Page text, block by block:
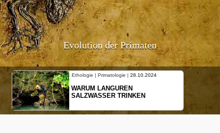
Evolution der Primaten
Ethologie | Primatologie | 28.10.2024
WARUM LANGUREN
SALZWASSER TRINKEN